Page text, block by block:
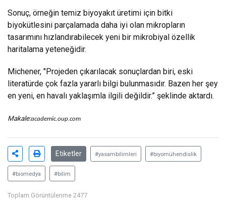
Sonuç, örneğin temiz biyoyakıt üretimi için bitki
biyokütlesini parçalamada daha iyi olan mikropların
tasarımını hızlandırabilecek yeni bir mikrobiyal özellik
haritalama yeteneğidir.
Michener, "Projeden çıkarılacak sonuçlardan biri, eski
literatürde çok fazla yararlı bilgi bulunmasıdır. Bazen her şey
en yeni, en havalı yaklaşımla ilgili değildir.” şeklinde aktardı.
Makale:academic.oup.com
Etiketler #yasambilimleri #biyomühendislik
#biomedya #bilim
Toplam Görüntülenme 2477